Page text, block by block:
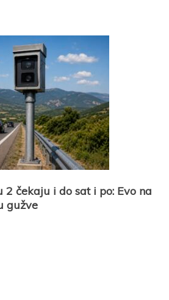
2 čekaju i do sat i po: Evo na
gužve